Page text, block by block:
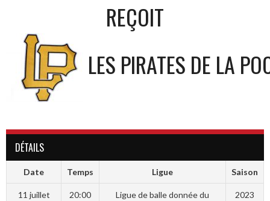
REÇOIT
LES PIRATES DE LA
DÉTAILS
Date Temps Ligue Saison
11 juillet
20:00
Ligue de balle donnée du
2023